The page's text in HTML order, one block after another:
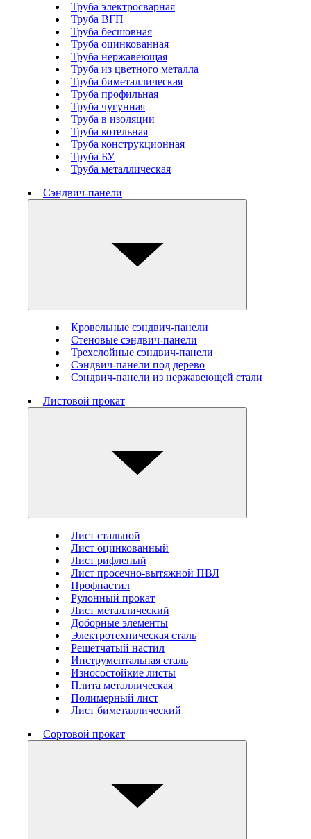
Труба электросварная
Труба ВГП
Труба бесшовная
Труба оцинкованная
Труба нержавеющая
Труба из цветного металла
Труба биметаллическая
Труба профильная
Труба чугунная
Труба в изоляции
Труба котельная
Труба конструкционная
Труба БУ
Труба металлическая
Сэндвич-панели
Кровельные сэндвич-панели
Стеновые cэндвич-панели
Трехслойные сэндвич-панели
Сэндвич-панели под дерево
Сэндвич-панели из нержавеющей стали
Листовой прокат
Лист стальной
Лист оцинкованный
Лист рифленый
Лист просечно-вытяжной ПВЛ
Профнастил
Рулонный прокат
Лист металлический
Доборные элементы
Электротехническая сталь
Решетчатый настил
Инструментальная сталь
Износостойкие листы
Плита металлическая
Полимерный лист
Лист биметаллический
Сортовой прокат